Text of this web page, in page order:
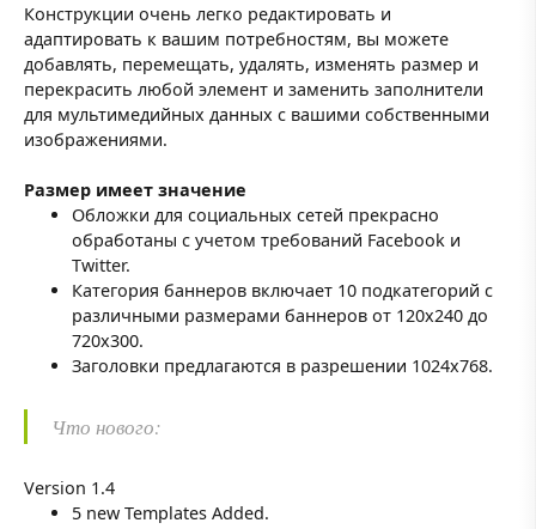
Конструкции очень легко редактировать и
адаптировать к вашим потребностям, вы можете
добавлять, перемещать, удалять, изменять размер и
перекрасить любой элемент и заменить заполнители
для мультимедийных данных с вашими собственными
изображениями.
Размер имеет значение
Обложки для социальных сетей прекрасно
обработаны с учетом требований Facebook и
Twitter.
Категория баннеров включает 10 подкатегорий с
различными размерами баннеров от 120x240 до
720x300.
Заголовки предлагаются в разрешении 1024x768.
Что нового:
Version 1.4
5 new Templates Added.